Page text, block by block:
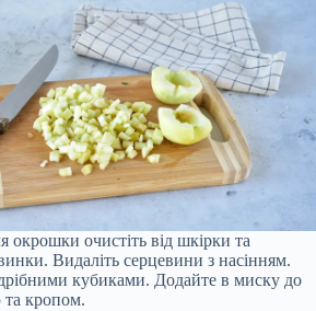
окрошки очистіть від шкірки та
Видаліть серцевини з насінням.
кубиками. Додайте в миску до
та кропом.